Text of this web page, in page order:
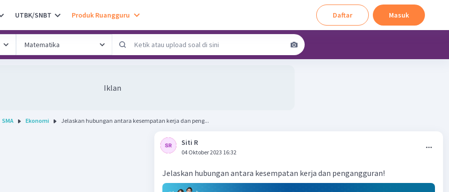
UTBK/SNBT Produk Ruangguru Daftar Masuk
Iklan
SMA Ekonomi Jelaskan hubungan antara kesempatan kerja dan peng...
Siti R
04 Oktober 2023 16:32
Jelaskan hubungan antara kesempatan kerja dan pengangguran!